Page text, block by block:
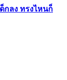
กลง ทรงไหนก็